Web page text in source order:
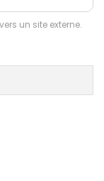
un site externe.